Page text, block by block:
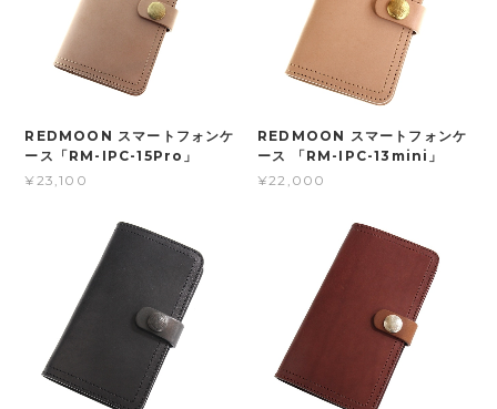
REDMOON スマートフォンケ
ース「RM-IPC-15Pro」
¥23,100
REDMOON スマートフォンケ
ース 「RM-IPC-13mini」
¥22,000